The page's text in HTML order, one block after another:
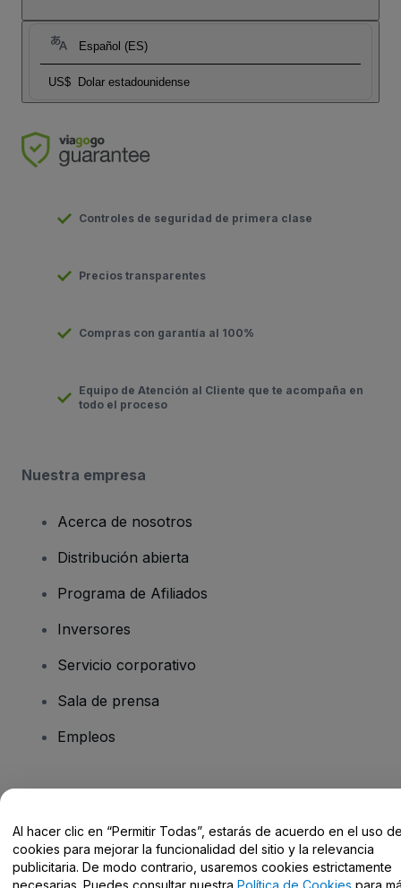
Español (ES)
US$ Dolar estadounidense
Controles de seguridad de primera clase
Precios transparentes
Compras con garantía al 100%
Equipo de Atención al Cliente que te acompaña en
todo el proceso
Nuestra empresa
Acerca de nosotros
Distribución abierta
Programa de Afiliados
Inversores
Servicio corporativo
Sala de prensa
Empleos
Centro de Ayuda / Contacto
Al hacer clic en “Permitir Todas”, estarás de acuerdo en el uso
cookies para mejorar la funcionalidad del sitio y la relevancia
publicitaria. De modo contrario, usaremos cookies estrictamente
necesarias. Puedes consultar nuestra Política de Cookies para